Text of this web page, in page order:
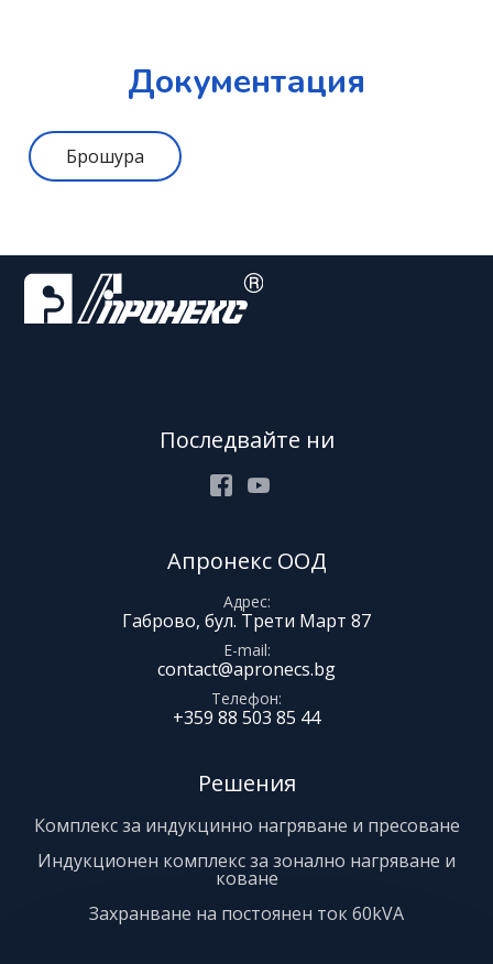
Документация
Брошура
Решения
Комплекс за индукцинно нагряване и пресоване
Индукционен комплекс за зонално нагряване и
коване
Захранване на постоянен ток 60kVA
Апронекс ООД
Адрес
Габрово, бул. Трети Март 87
E-mail
contact@apronecs.bg
Телефон
+359 88 503 85 44
Последвайте ни
Facebook